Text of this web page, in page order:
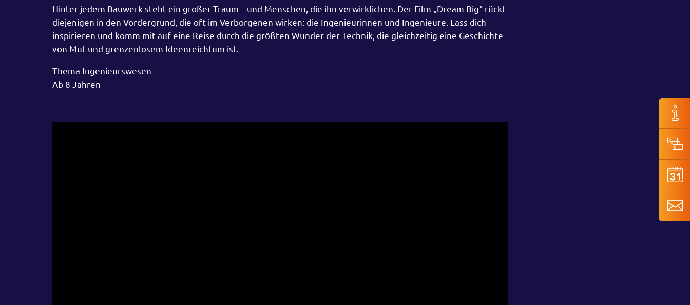
Hinter jedem Bauwerk steht ein großer Traum – und Menschen, die ihn verwirklichen. Der Film „Dream Big“ rückt
diejenigen in den Vordergrund, die oft im Verborgenen wirken: die Ingenieurinnen und Ingenieure. Lass dich
inspirieren und komm mit auf eine Reise durch die größten Wunder der Technik, die gleichzeitig eine Geschichte
von Mut und grenzenlosem Ideenreichtum ist.
Thema Ingenieurswesen
Ab 8 Jahren